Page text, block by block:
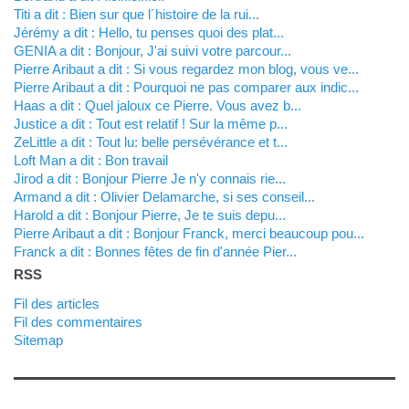
titi a dit : Bien sur que l´histoire de la rui...
Jérémy a dit : Hello, tu penses quoi des plat...
GENIA a dit : Bonjour, J'ai suivi votre parcour...
Pierre Aribaut a dit : Si vous regardez mon blog, vous ve...
Pierre Aribaut a dit : Pourquoi ne pas comparer aux indic...
Haas a dit : Quel jaloux ce Pierre. Vous avez b...
justice a dit : Tout est relatif ! Sur la même p...
zeLittle a dit : Tout lu: belle persévérance et t...
Loft Man a dit : Bon travail
Jirod a dit : Bonjour Pierre Je n'y connais rie...
Armand a dit : Olivier Delamarche, si ses conseil...
harold a dit : Bonjour Pierre, Je te suis depu...
Pierre Aribaut a dit : Bonjour Franck, merci beaucoup pou...
franck a dit : Bonnes fêtes de fin d'année Pier...
RSS
Fil des articles
Fil des commentaires
Sitemap